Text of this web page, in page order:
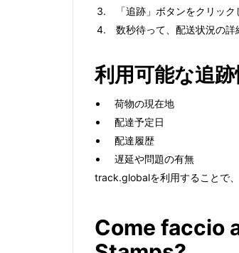
「追跡」ボタンをクリック
数秒待って、配送状況の詳
利用可能な追跡
荷物の現在地
配達予定日
配達履歴
遅延や問題の有無
track.globalを利用することで
Come faccio